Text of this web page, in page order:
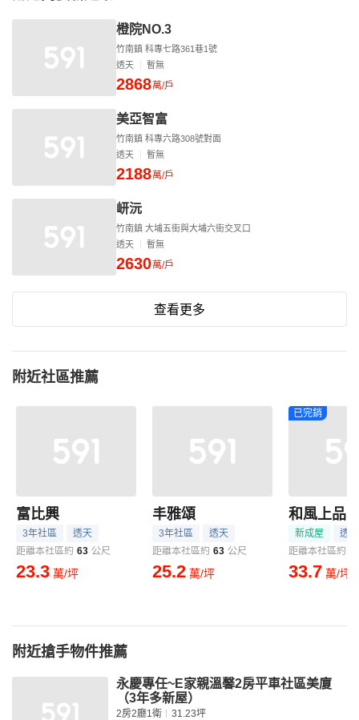
橙院NO.3
竹南鎮 科專七路361巷1號
透天
暫無
2868萬/戶
美亞智富
竹南鎮 科專六路308號對面
透天
暫無
2188萬/戶
岍沅
竹南鎮 大埔五街與大埔六街交叉口
透天
暫無
2630萬/戶
查看更多
附近社區推薦
富比興
3年社區
透天
距離本社區約 63 公尺
23.3 萬/坪
丰雅頌
3年社區
透天
距離本社區約 63 公尺
25.2 萬/坪
已完銷
和風上品
新成屋
透天
距離本社區約
33.7 萬/坪
附近搶手物件推薦
永慶專任~E家親溫馨2房平車社區美廈
（3年多新屋）
2房2廳1衛 31.23坪